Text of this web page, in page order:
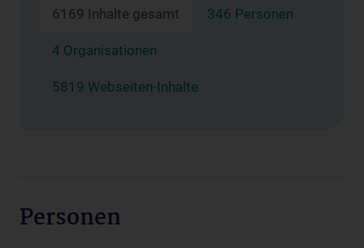
6169 Inhalte gesamt 346 Personen
4 Organisationen
5819 Webseiten-Inhalte
Personen